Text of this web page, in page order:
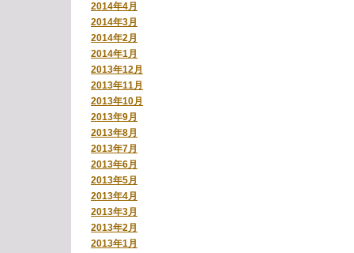
2014年4月
2014年3月
2014年2月
2014年1月
2013年12月
2013年11月
2013年10月
2013年9月
2013年8月
2013年7月
2013年6月
2013年5月
2013年4月
2013年3月
2013年2月
2013年1月